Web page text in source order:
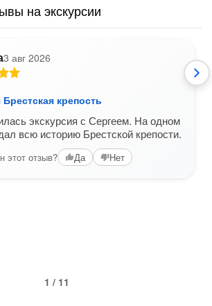
на экскурсии
3 авг 2026
крепость
экскурсия с Сергеем. На одном
всю историю Брестской крепости.
этот отзыв? Да Нет
1 / 11